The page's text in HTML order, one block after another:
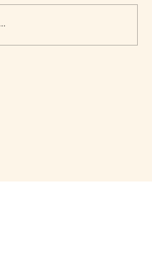
ถูกเติมเต็ม Fashion อาจ
บ